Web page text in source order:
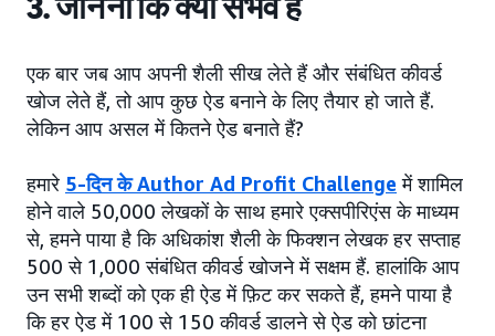
3. जानना कि क्या संभव है
एक बार जब आप अपनी शैली सीख लेते हैं और संबंधित कीवर्ड
खोज लेते हैं, तो आप कुछ ऐड बनाने के लिए तैयार हो जाते हैं.
लेकिन आप असल में कितने ऐड बनाते हैं?
हमारे 5-दिन के Author Ad Profit Challenge में शामिल
होने वाले 50,000 लेखकों के साथ हमारे एक्सपीरिएंस के माध्यम
से, हमने पाया है कि अधिकांश शैली के फिक्शन लेखक हर सप्ताह
500 से 1,000 संबंधित कीवर्ड खोजने में सक्षम हैं. हालांकि आप
उन सभी शब्दों को एक ही ऐड में फ़िट कर सकते हैं, हमने पाया है
कि हर ऐड में 100 से 150 कीवर्ड डालने से ऐड को छांटना